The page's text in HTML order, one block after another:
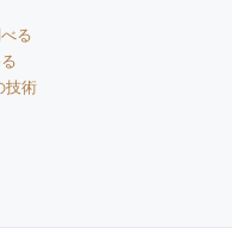
る
技術